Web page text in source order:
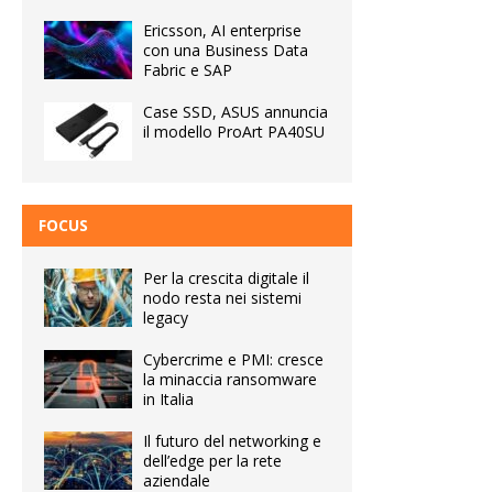
Ericsson, AI enterprise
con una Business Data
Fabric e SAP
Case SSD, ASUS annuncia
il modello ProArt PA40SU
FOCUS
Per la crescita digitale il
nodo resta nei sistemi
legacy
Cybercrime e PMI: cresce
la minaccia ransomware
in Italia
Il futuro del networking e
dell’edge per la rete
aziendale